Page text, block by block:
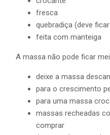
fresca
quebradiça (deve
feita com manteiga
A massa não pode ficar
deixe a massa
para o crescimento
para uma massa
massas recheadas
comprar